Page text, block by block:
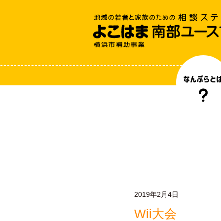
2019年2月4日
Wii大会